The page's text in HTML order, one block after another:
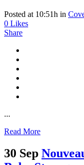
Posted at 10:51h in
0 Likes
Share
...
Read More
30 Sep